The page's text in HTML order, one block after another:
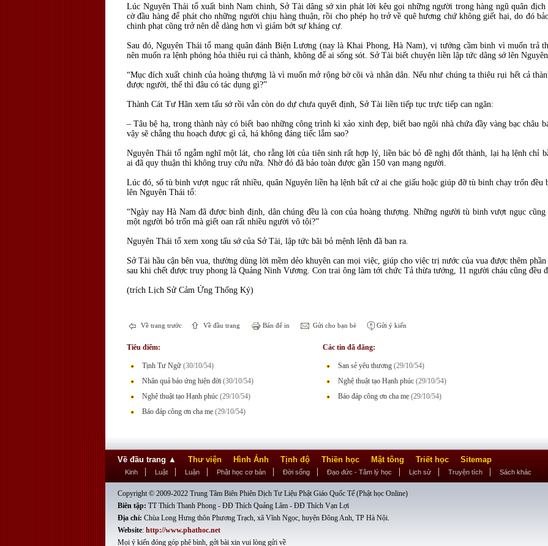
Lúc Nguyên Thái tổ xuất binh Nam chinh, Sở Tài dâng sớ xin phát lời kêu gọi những người trong hàng ngũ quân
cờ đầu hàng để phát cho những người chịu hàng thuận, rồi cho phép họ trở về quê hương chứ không giết hại, do đó
chinh phạt cũng trở nên dễ dàng hơn vì giảm bớt sự kháng cự.
Sau đó, Nguyên Thái tổ mang quân đánh Biện Lương (nay là Khai Phong, Hà Nam), vị tướng cầm binh vì muốn trả
nên muốn ra lệnh phóng hỏa thiêu rụi cả thành, không để ai sống sót. Sở Tài biết chuyện liền lập tức dâng sớ lên
“Mục đích xuất chinh của hoàng thượng là vì muốn mở rộng bờ cõi và nhân dân. Nếu như chúng ta thiêu rụi hết cả
được người, thế thì đâu có tác dụng gì?”
Thành Cát Tư Hãn xem tấu sớ rồi vẫn còn do dự chưa quyết định, Sở Tài liền tiếp tục trực tiếp can ngăn:
– Tâu bệ hạ, trong thành này có biết bao những công trình kì xảo xinh đẹp, biết bao ngôi nhà chứa đầy vàng bạc châu
vậy sẽ chẳng thu hoạch được gì cả, há không đáng tiếc lắm sao?
Nguyên Thái tổ ngẫm nghĩ một lát, cho rằng lời của tiên sinh rất hợp lý, liền bác bỏ đề nghị đốt thành, lại hạ lệnh chỉ
ai đã quy thuận thì không truy cứu nữa. Nhờ đó đã bảo toàn được gần 150 vạn mạng người.
Lúc đó, số tù binh vượt ngục rất nhiều, quân Nguyên liền hạ lệnh bất cứ ai che giấu hoặc giúp đỡ tù binh chạy trốn đều
lên Nguyên Thái tổ:
“Ngày nay Hà Nam đã được bình định, dân chúng đều là con của hoàng thượng. Những người tù binh vượt ngục
một người bỏ trốn mà giết oan rất nhiều người vô tội?”
Nguyên Thái tổ xem xong tấu sớ của Sở Tài, lập tức bãi bỏ mệnh lệnh đã ban ra.
Sở Tài hầu cận bên vua, thường dùng lời mềm dẻo khuyên can mọi việc, giúp cho việc trị nước của vua được thêm
sau khi chết được truy phong là Quảng Ninh Vương. Con trai ông làm tới chức Tả thừa tướng, 11 người cháu cũng đều
(trích Lịch Sử Cảm Ứng Thống Ký)
Về trang trước Về đầu trang Bản để in Gửi cho bạn bè Gửi ý kiến
Tiêu điểm:
Tịnh Tư Ngữ (30/10/54)
Nhân quả báo ứng hiện đời (30/10/54)
Nghệ thuật tạo Hạnh phúc (29/10/54)
Báo đáp công ơn cha mẹ (29/10/54)
Các tin đã đăng:
San sẻ yêu thương (29/10/54)
Nghệ thuật tạo Hạnh phúc (29/10/54)
Báo đáp công ơn cha mẹ (29/10/54)
Về đầu trang ▲ Thư viện Hình Ảnh Tịnh độ Thiền học Mật tông Triết học Sitemap
Kinh Luật Luận Phật học cơ bản Đời sống Đạo đức - Tâm lý học Lịch sử Truyện tích Sách khác
Copyright © 2009-2022 Trung Tâm Biên Phiên Dịch Tư Liệu Phật Giáo Quốc Tế (Phật học Online)
Biên tập: TT Thích Thanh Phong - ĐĐ Thích Quảng Lâm - ĐĐ Thích Vạn Lợi
Địa chỉ: Chùa Long Hưng thôn Phương Trạch, xã Vĩnh Ngọc, huyện Đông Anh, TP Hà Nội.
Website: http://www.phathoc.net
Mọi ý kiến đóng góp phê bình, gởi bài xin vui lòng gửi về